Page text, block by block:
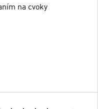
na cvoky